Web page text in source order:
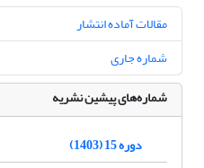
مقالات آماده انتشار
شماره جاری
شماره‌های پیشین نشریه
دوره 15 (1403)